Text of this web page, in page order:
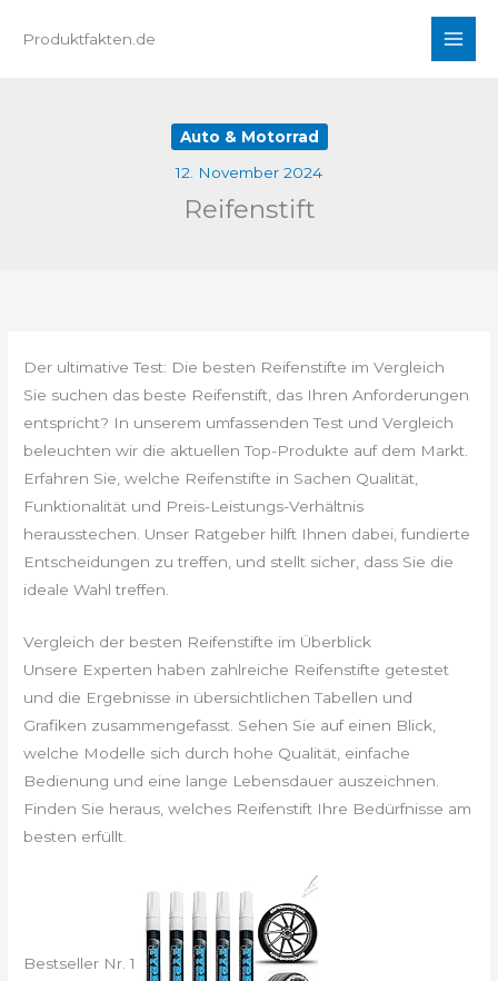
InhaltProduktfakten.de
Auto & Motorrad
12. November 2024
Reifenstift
Der ultimative Test: Die besten Reifenstifte im Vergleich
Sie suchen das beste Reifenstift, das Ihren Anforderungen
entspricht? In unserem umfassenden Test und Vergleich
beleuchten wir die aktuellen Top-Produkte auf dem Markt.
Erfahren Sie, welche Reifenstifte in Sachen Qualität,
Funktionalität und Preis-Leistungs-Verhältnis
herausstechen. Unser Ratgeber hilft Ihnen dabei, fundierte
Entscheidungen zu treffen, und stellt sicher, dass Sie die
ideale Wahl treffen.
Vergleich der besten Reifenstifte im Überblick
Unsere Experten haben zahlreiche Reifenstifte getestet
und die Ergebnisse in übersichtlichen Tabellen und
Grafiken zusammengefasst. Sehen Sie auf einen Blick,
welche Modelle sich durch hohe Qualität, einfache
Bedienung und eine lange Lebensdauer auszeichnen.
Finden Sie heraus, welches Reifenstift Ihre Bedürfnisse am
besten erfüllt.
Bestseller Nr. 1